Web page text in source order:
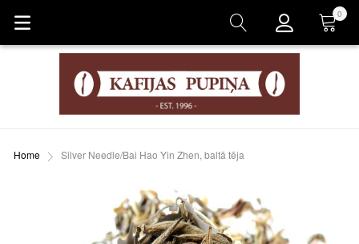
Grozs
0
Home Silver Needle/Bai Hao Yin Zhen, baltā tēja